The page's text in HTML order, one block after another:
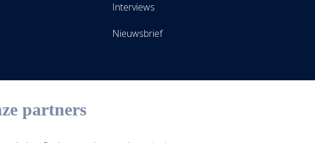
Interviews
Nieuwsbrief
partners